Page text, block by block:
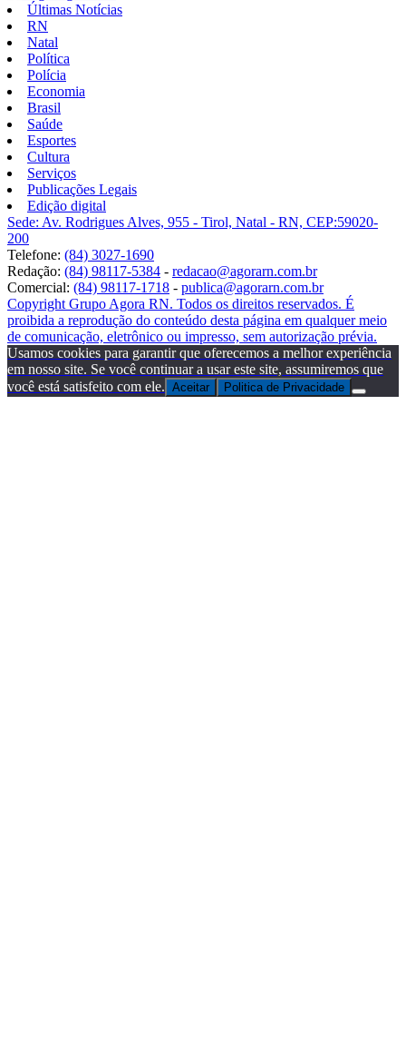
Últimas Notícias
RN
Natal
Política
Polícia
Economia
Brasil
Saúde
Esportes
Cultura
Serviços
Publicações Legais
Edição digital
Sede: Av. Rodrigues Alves, 955 - Tirol, Natal - RN, CEP:59020-
200
Telefone: (84) 3027-1690
Redação: (84) 98117-5384 - redacao@agorarn.com.br
Comercial: (84) 98117-1718 - publica@agorarn.com.br
Copyright Grupo Agora RN. Todos os direitos reservados. É
proibida a reprodução do conteúdo desta página em qualquer meio
de comunicação, eletrônico ou impresso, sem autorização prévia.
Usamos cookies para garantir que oferecemos a melhor experiência
em nosso site. Se você continuar a usar este site, assumiremos que
você está satisfeito com ele. Aceitar Politica de Privacidade